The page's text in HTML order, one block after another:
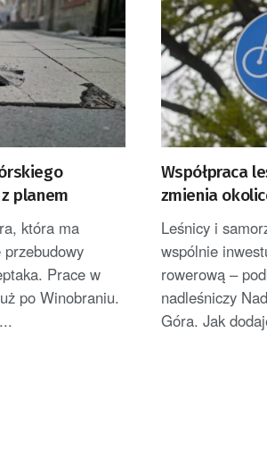
planem
która ma
przebudowy
Prace w
po Winobraniu.
Współpraca
zmienia
Powstają
Leśnicy i
wspólnie
rowerową –
nadleśniczy
Góra. Jak